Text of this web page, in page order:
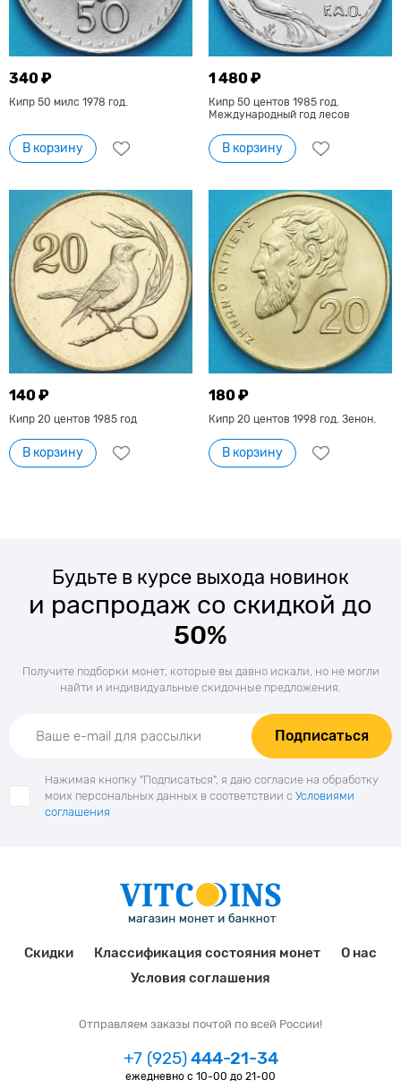
340 ₽
Кипр 50 милс 1978 год.
В корзину
1 480 ₽
Кипр 50 центов 1985 год.
Международный год лесов
В корзину
140 ₽
Кипр 20 центов 1985 год
В корзину
180 ₽
Кипр 20 центов 1998 год. Зенон.
В корзину
Будьте в курсе выхода новинок
и распродаж со скидкой до
50%
Получите подборки монет, которые вы давно искали, но не могли
найти и индивидуальные скидочные предложения.
Подписаться
Нажимая кнопку "Подписаться", я даю согласие на обработку
моих персональных данных в соответствии с Условиями
соглашения
Скидки Классификация состояния монет
О нас
Условия соглашения
Отправляем заказы почтой по всей России!
+7 (925)444-21-34
ежедневно с 10-00 до 21-00